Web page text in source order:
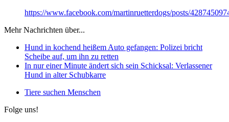
https://www.facebook.com/martinruetterdogs/posts/
Mehr Nachrichten über...
Hund in kochend heißem Auto gefangen: Polizei bricht
Scheibe auf, um ihn zu retten
In nur einer Minute ändert sich sein Schicksal: Verlassener
Hund in alter Schubkarre
Tiere suchen Menschen
Folge uns!